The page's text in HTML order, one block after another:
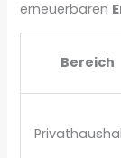
erneuerbaren
Bereich